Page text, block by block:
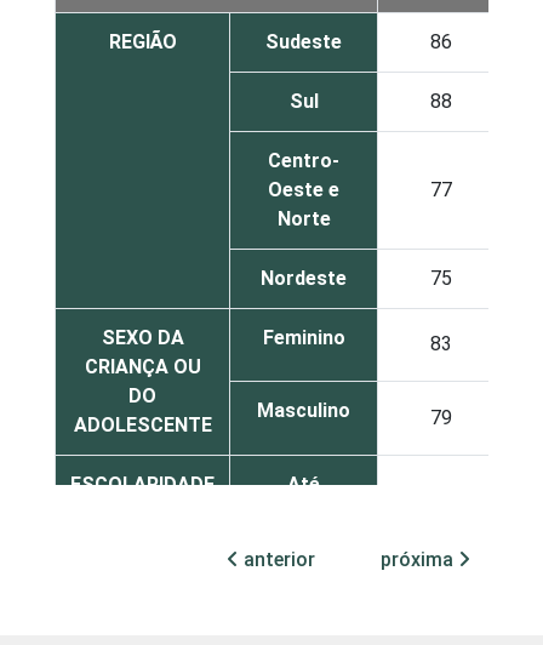
REGIÃO Sudeste 86
Sul 88
Centro-
Oeste e
Norte
77
Nordeste 75
SEXO DA
CRIANÇA OU
DO
ADOLESCENTE
Feminino 83
Masculino 79
ESCOLARIDADE
Até
anterior próxima